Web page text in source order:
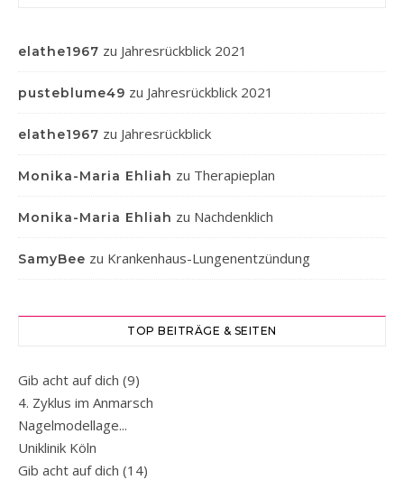
elathe1967 zu Jahresrückblick 2021
pusteblume49 zu Jahresrückblick 2021
elathe1967 zu Jahresrückblick
Monika-Maria Ehliah zu Therapieplan
Monika-Maria Ehliah zu Nachdenklich
SamyBee zu Krankenhaus-Lungenentzündung
TOP BEITRÄGE & SEITEN
Gib acht auf dich (9)
4. Zyklus im Anmarsch
Nagelmodellage...
Uniklinik Köln
Gib acht auf dich (14)